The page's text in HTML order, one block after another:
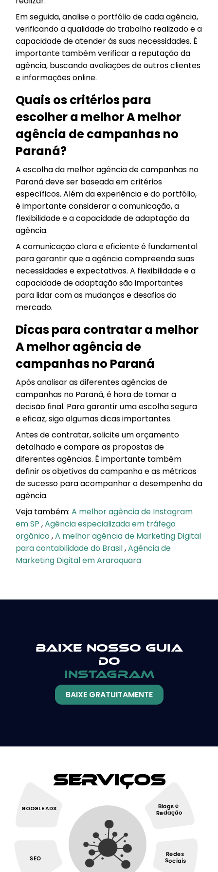
Em seguida, analise o portfólio de cada agência,
verificando a qualidade do trabalho realizado e a
capacidade de atender às suas necessidades. É
importante também verificar a reputação da
agência, buscando avaliações de outros clientes
e informações online.
Quais os critérios para
escolher a melhor A melhor
agência de campanhas no
Paraná?
A escolha da melhor agência de campanhas no
Paraná deve ser baseada em critérios
específicos. Além da experiência e do portfólio,
é importante considerar a comunicação, a
flexibilidade e a capacidade de adaptação da
agência.
A comunicação clara e eficiente é fundamental
para garantir que a agência compreenda suas
necessidades e expectativas. A flexibilidade e a
capacidade de adaptação são importantes
para lidar com as mudanças e desafios do
mercado.
Dicas para contratar a melhor
A melhor agência de
campanhas no Paraná
Após analisar as diferentes agências de
campanhas no Paraná, é hora de tomar a
decisão final. Para garantir uma escolha segura
e eficaz, siga algumas dicas importantes.
Antes de contratar, solicite um orçamento
detalhado e compare as propostas de
diferentes agências. É importante também
definir os objetivos da campanha e as métricas
de sucesso para acompanhar o desempenho da
agência.
Veja também: A melhor agência de Instagram
em SP ,Agência especializada em tráfego
orgânico,A melhor agência de Marketing Digital
para contabilidade do Brasil,Agência de
Marketing Digital em Araraquara
Baixe nosso guia
do
instagram
BAIXE GRATUITAMENTE
Serviços
GOOGLE ADS
SEO
Redes
Sociais
Blogs e
Redação